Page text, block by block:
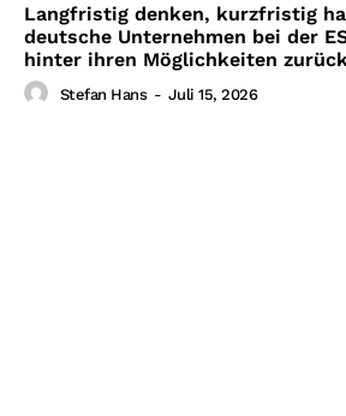
Langfristig denken, kurzfristig
deutsche Unternehmen bei der
hinter ihren Möglichkeiten
Stefan Hans - Juli 15, 2026